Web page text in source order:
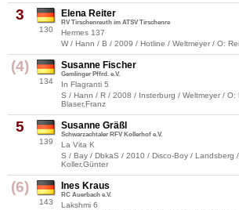
3
130
Elena Reiter
RV Tirschenreuth im ATSV Tirschenre
Hermes 137
W / Hann / B / 2009 / Hotline / Weltmeyer / O:
(4)
134
Susanne Fischer
Gemlinger Pffrd. e.V.
In Flagranti 5
S / Hann / R / 2008 / Insterburg / Weltmeyer / O:
Blaser,Franz
5
139
Susanne Gräßl
Schwarzachtaler RFV Kollerhof e.V.
La Vita K
S / Bay / DbkaS / 2010 / Disco-Boy / Landsberg
Koller,Günter
(6)
143
Ines Kraus
RC Auerbach e.V.
Lakshmi 6